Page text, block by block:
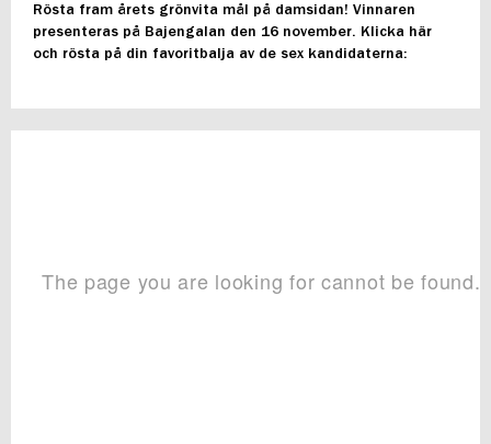
Rösta fram årets grönvita mål på damsidan! Vinnaren
presenteras på Bajengalan den 16 november. Klicka här
och rösta på din favoritbalja av de sex kandidaterna: